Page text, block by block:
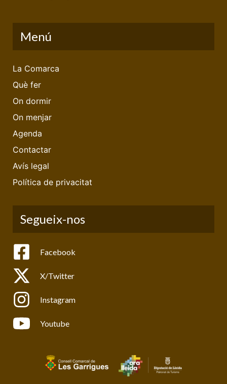
Menú
La Comarca
Què fer
On dormir
On menjar
Agenda
Contactar
Avís legal
Política de privacitat
Segueix-nos
Facebook
X/Twitter
Instagram
Youtube